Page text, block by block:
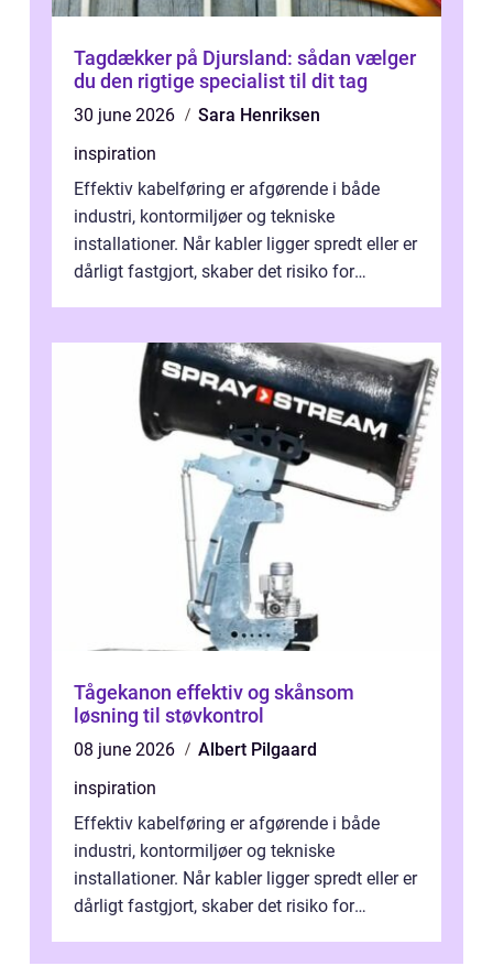
Tagdækker på Djursland: sådan vælger
du den rigtige specialist til dit tag
30 june 2026
Sara Henriksen
inspiration
Effektiv kabelføring er afgørende i både
industri, kontormiljøer og tekniske
installationer. Når kabler ligger spredt eller er
dårligt fastgjort, skaber det risiko for
Tågekanon effektiv og skånsom
løsning til støvkontrol
08 june 2026
Albert Pilgaard
inspiration
Effektiv kabelføring er afgørende i både
industri, kontormiljøer og tekniske
installationer. Når kabler ligger spredt eller er
dårligt fastgjort, skaber det risiko for